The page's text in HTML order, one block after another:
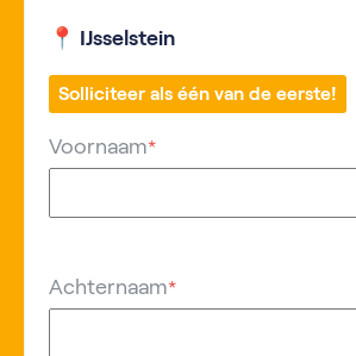
📍 IJsselstein
Solliciteer als één van de eerste!
Voornaam*
Achternaam*